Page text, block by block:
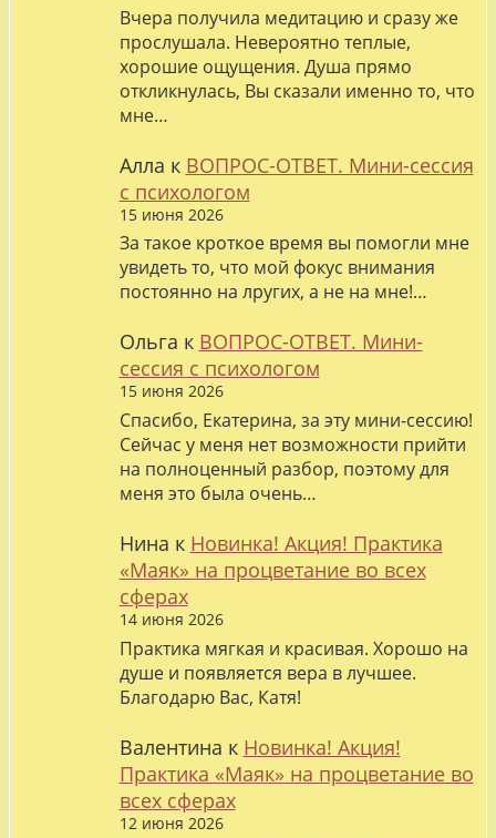
Вчера получила медитацию и сразу же
прослушала. Невероятно теплые,
хорошие ощущения. Душа прямо
откликнулась, Вы сказали именно то, что
мне…
Алла к ВОПРОС-ОТВЕТ. Мини-сессия
с психологом
15 июня 2026
За такое кроткое время вы помогли мне
увидеть то, что мой фокус внимания
постоянно на лругих, а не на мне!…
Ольга к ВОПРОС-ОТВЕТ. Мини-
сессия с психологом
15 июня 2026
Спасибо, Екатерина, за эту мини-сессию!
Сейчас у меня нет возможности прийти
на полноценный разбор, поэтому для
меня это была очень…
Нина к Новинка! Акция! Практика
«Маяк» на процветание во всех
сферах
14 июня 2026
Практика мягкая и красивая. Хорошо на
душе и появляется вера в лучшее.
Благодарю Вас, Катя!
Валентина к Новинка! Акция!
Практика «Маяк» на процветание во
всех сферах
12 июня 2026